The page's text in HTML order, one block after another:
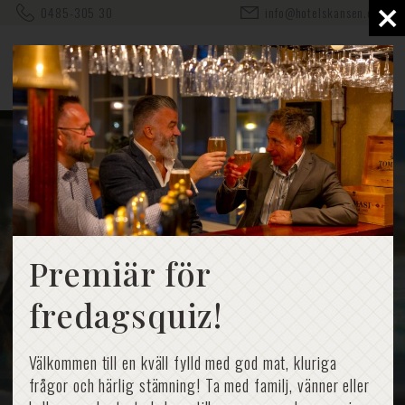
Premiär för
fredagsquiz!
Välkommen till en kväll fylld med god mat, kluriga
frågor och härlig stämning! Ta med familj, vänner eller
info@hotelskansen.com